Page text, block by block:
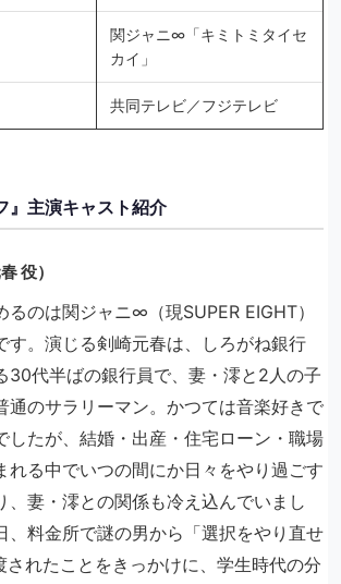
関ジャニ∞「キミトミタイセ
カイ」
共同テレビ／フジテレビ
』主演キャスト紹介
役）
るのは関ジャニ∞（現SUPER EIGHT）
す。演じる剣崎元春は、しろがね銀行
30代半ばの銀行員で、妻・澪と2人の子
通のサラリーマン。かつては音楽好きで
したが、結婚・出産・住宅ローン・職場
れる中でいつの間にか日々をやり過ごす
、妻・澪との関係も冷え込んでいまし
、料金所で謎の男から「選択をやり直せ
れたことをきっかけに、学生時代の分